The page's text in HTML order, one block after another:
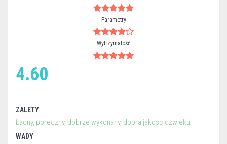
Parametry
Wytrzymałość
4.60
ZALETY
Ładny, poreczny, dobrze wykonany, dobra jakosc dzwieku
WADY